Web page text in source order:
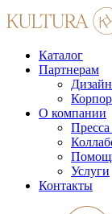
Каталог
Партнерам
О компании
Пресса
Услуги
Контакты